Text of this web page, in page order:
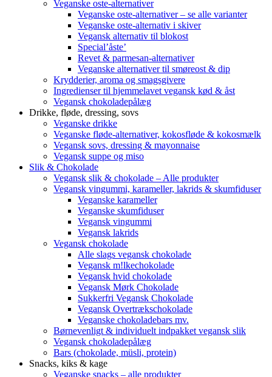
Veganske oste-alternativer
Veganske oste-alternativer – se alle varianter
Veganske oste-alternativ i skiver
Vegansk alternativ til blokost
Special’åste’
Revet & parmesan-alternativer
Veganske alternativer til smøreost & dip
Krydderier, aroma og smagsgivere
Ingredienser til hjemmelavet vegansk kød & åst
Vegansk chokoladepålæg
Drikke, fløde, dressing, sovs
Veganske drikke
Veganske fløde-alternativer, kokosfløde & kokosmælk
Vegansk sovs, dressing & mayonnaise
Vegansk suppe og miso
Slik & Chokolade
Vegansk slik & chokolade – Alle produkter
Vegansk vingummi, karameller, lakrids & skumfiduser
Veganske karameller
Veganske skumfiduser
Vegansk vingummi
Vegansk lakrids
Vegansk chokolade
Alle slags vegansk chokolade
Vegansk m!lkechokolade
Vegansk hvid chokolade
Vegansk Mørk Chokolade
Sukkerfri Vegansk Chokolade
Vegansk Overtrækschokolade
Veganske chokoladebars mv.
Børnevenligt & individuelt indpakket vegansk slik
Vegansk chokoladepålæg
Bars (chokolade, müsli, protein)
Snacks, kiks & kage
Veganske snacks – alle produkter